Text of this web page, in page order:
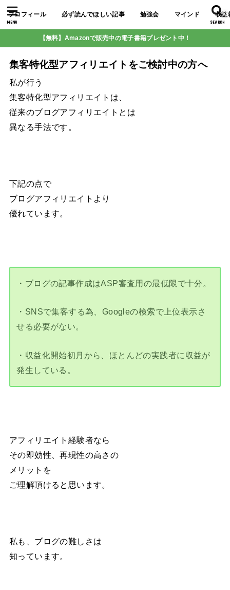
SEARCH
MENU
プロフィール 必ず読んでほしい記事 勉強会 マインド 収益
【無料】Amazonで販売中の電子書籍プレゼント中！
集客特化型アフィリエイトをご検討中の方へ
私が行う
集客特化型アフィリエイトは、
従来のブログアフィリエイトとは
異なる手法です。
下記の点で
ブログアフィリエイトより
優れています。
・ブログの記事作成はASP審査用の最低限で十分。
・SNSで集客する為、Googleの検索で上位表示さ
せる必要がない。
・収益化開始初月から、ほとんどの実践者に収益が
発生している。
アフィリエイト経験者なら
その即効性、再現性の高さの
メリットを
ご理解頂けると思います。
私も、ブログの難しさは
知っています。